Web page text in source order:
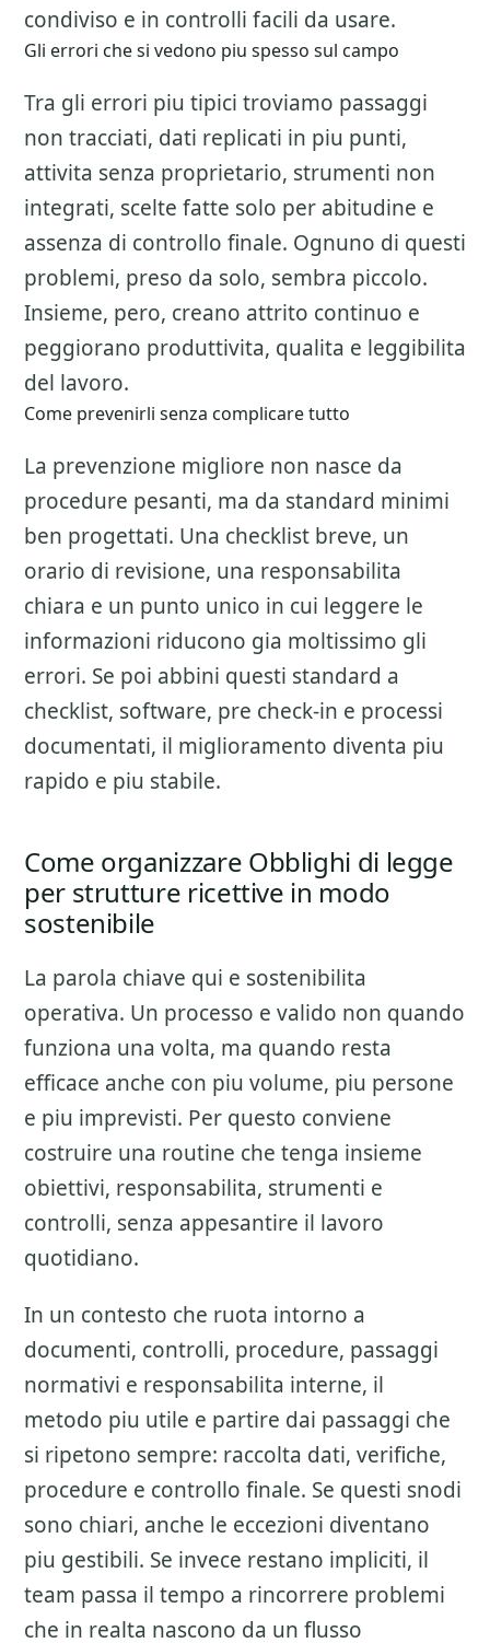
condiviso e in controlli facili da usare.
Gli errori che si vedono piu spesso sul campo
Tra gli errori piu tipici troviamo passaggi
non tracciati, dati replicati in piu punti,
attivita senza proprietario, strumenti non
integrati, scelte fatte solo per abitudine e
assenza di controllo finale. Ognuno di questi
problemi, preso da solo, sembra piccolo.
Insieme, pero, creano attrito continuo e
peggiorano produttivita, qualita e leggibilita
del lavoro.
Come prevenirli senza complicare tutto
La prevenzione migliore non nasce da
procedure pesanti, ma da standard minimi
ben progettati. Una checklist breve, un
orario di revisione, una responsabilita
chiara e un punto unico in cui leggere le
informazioni riducono gia moltissimo gli
errori. Se poi abbini questi standard a
checklist, software, pre check-in e processi
documentati, il miglioramento diventa piu
rapido e piu stabile.
Come organizzare Obblighi di legge
per strutture ricettive in modo
sostenibile
La parola chiave qui e sostenibilita
operativa. Un processo e valido non quando
funziona una volta, ma quando resta
efficace anche con piu volume, piu persone
e piu imprevisti. Per questo conviene
costruire una routine che tenga insieme
obiettivi, responsabilita, strumenti e
controlli, senza appesantire il lavoro
quotidiano.
In un contesto che ruota intorno a
documenti, controlli, procedure, passaggi
normativi e responsabilita interne, il
metodo piu utile e partire dai passaggi che
si ripetono sempre: raccolta dati, verifiche,
procedure e controllo finale. Se questi snodi
sono chiari, anche le eccezioni diventano
piu gestibili. Se invece restano impliciti, il
team passa il tempo a rincorrere problemi
che in realta nascono da un flusso